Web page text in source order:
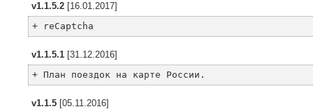
v1.1.5.2 [16.01.2017]
+ reCaptcha
v1.1.5.1 [31.12.2016]
+ План поездок на карте России.
v1.1.5 [05.11.2016]